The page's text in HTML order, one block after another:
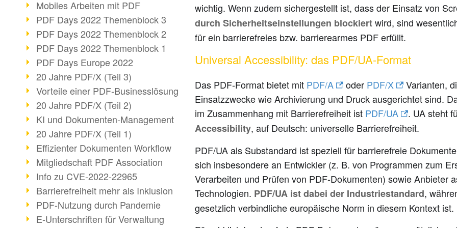
Mobiles Arbeiten mit PDF
PDF Days 2022 Themenblock 3
PDF Days 2022 Themenblock 2
PDF Days 2022 Themenblock 1
PDF Days Europe 2022
20 Jahre PDF/X (Teil 3)
Vorteile einer PDF-Businesslösung
20 Jahre PDF/X (Teil 2)
KI und Dokumenten-Management
20 Jahre PDF/X (Teil 1)
Effizienter Dokumenten Workflow
Mitgliedschaft PDF Association
Info zu CVE-2022-22965
Barrierefreiheit mehr als Inklusion
PDF-Nutzung durch Pandemie
E-Unterschriften für Verwaltung
wichtig. Wenn zudem sichergestellt ist, dass der Einsatz von
durch Sicherheitseinstellungen blockiertwird, sind
für ein barrierefreies bzw. barrierearmes PDF erfüllt.
Universal Accessibility: das PDF/UA-Format
Das PDF-Format bietet mit PDF/A oder PDF/X
Varianten,
Einsatzzwecke wie Archivierung und Druck ausgerichtet sind.
im Zusammenhang mit Barrierefreiheit ist PDF/UA
. UA steht
Accessibility, auf Deutsch: universelle Barrierefreiheit.
PDF/UA als Substandard ist speziell für barrierefreie
sich insbesondere an Entwickler (z. B. von Programmen zum
Verarbeiten und Prüfen von PDF-Dokumenten) sowie Anbieter
Technologien. PDF/UA ist dabei der Industriestandard,
gesetzlich verbindliche europäische Norm in diesem Kontext ist.